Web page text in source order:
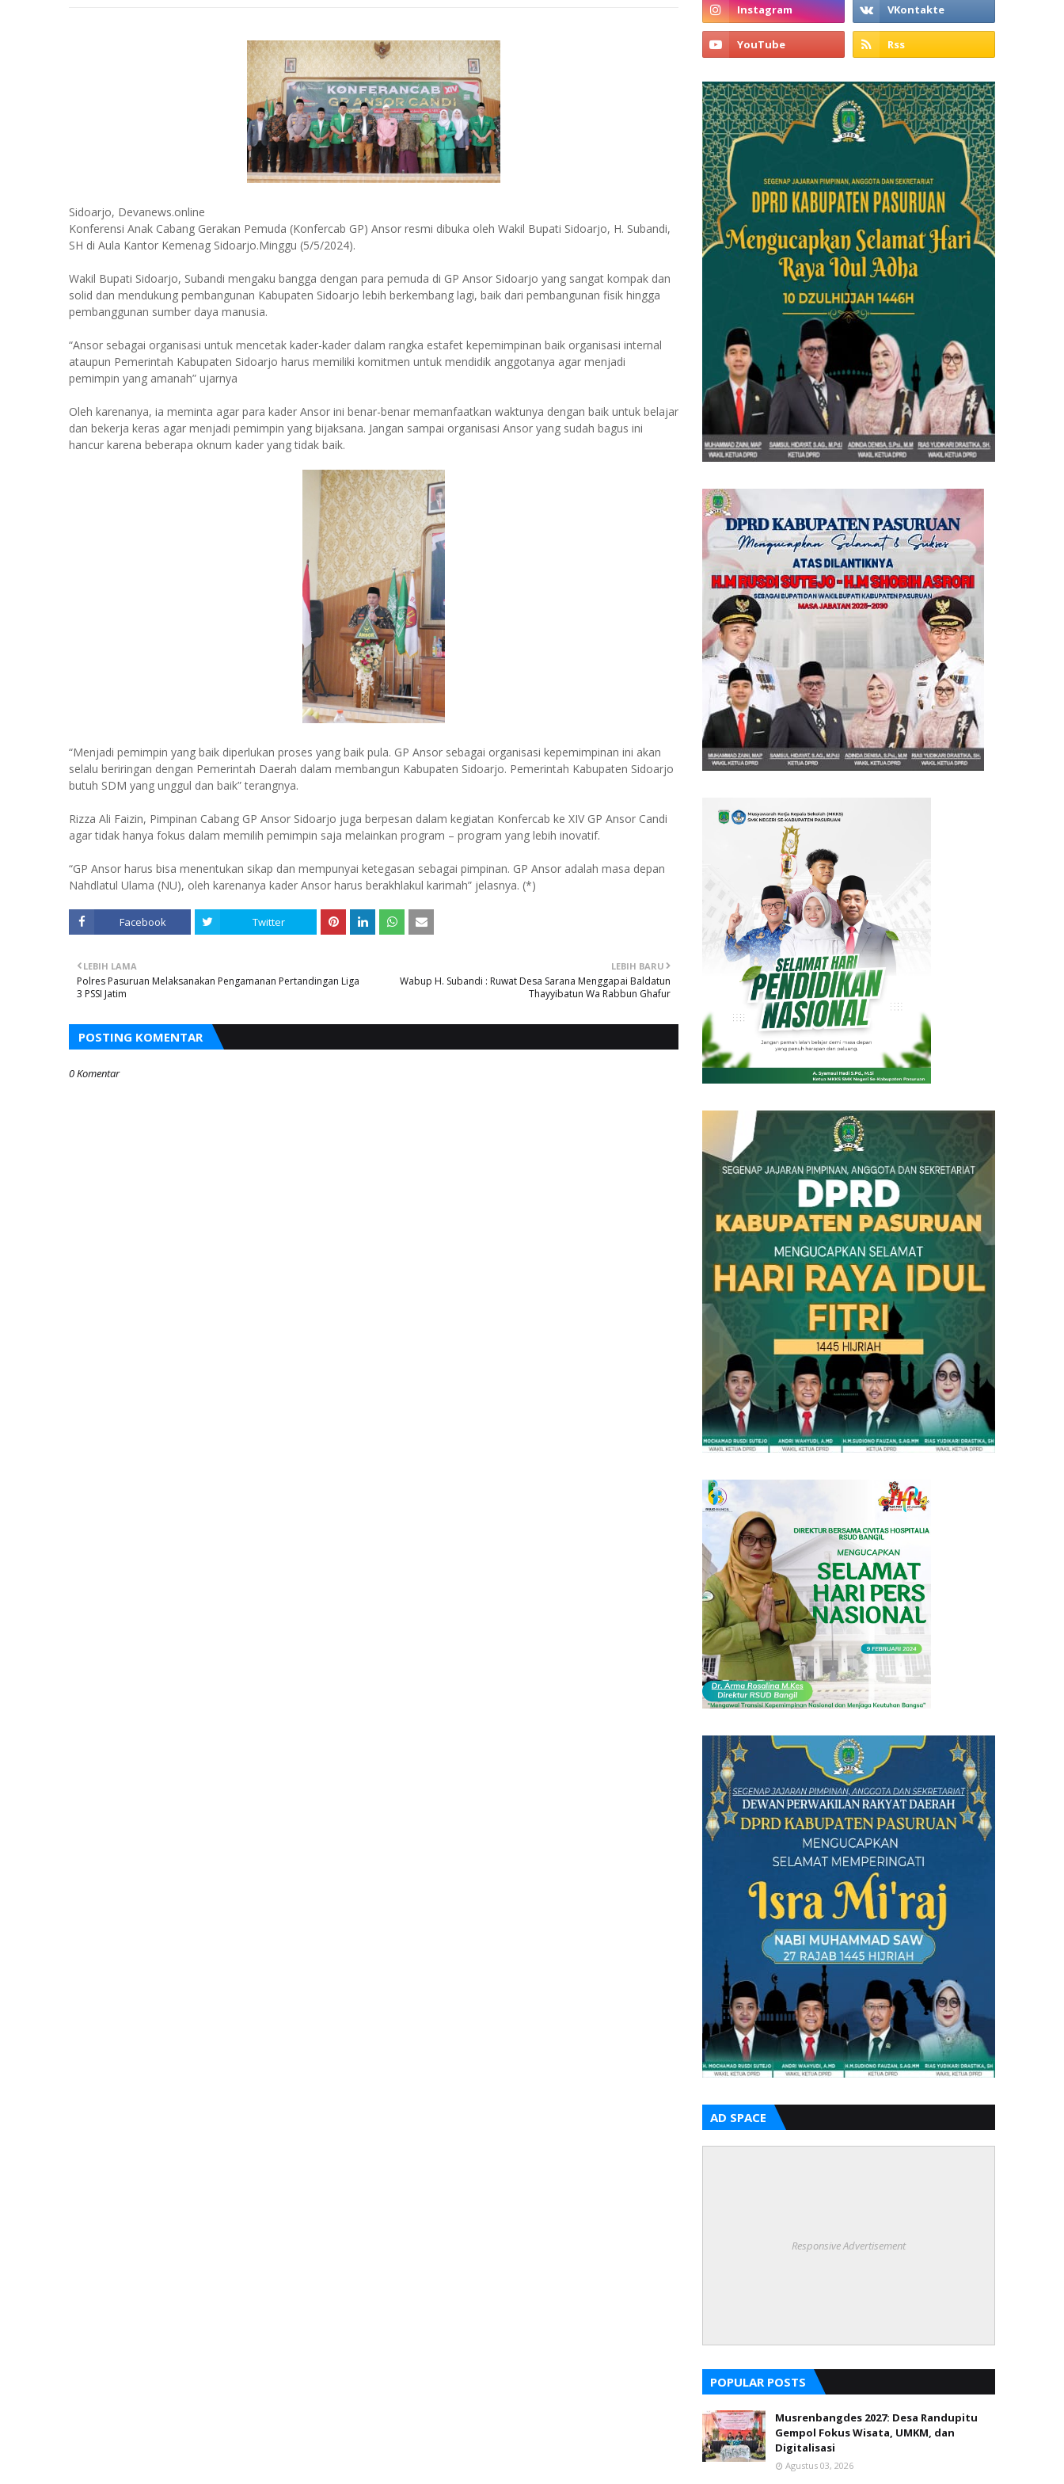
Sidoarjo, Devanews.online
Konferensi Anak Cabang Gerakan Pemuda (Konfercab GP) Ansor resmi dibuka oleh Wakil Bupati Sidoarjo, H. Subandi,
SH di Aula Kantor Kemenag Sidoarjo.Minggu (5/5/2024).
Wakil Bupati Sidoarjo, Subandi mengaku bangga dengan para pemuda di GP Ansor Sidoarjo yang sangat kompak dan
solid dan mendukung pembangunan Kabupaten Sidoarjo lebih berkembang lagi, baik dari pembangunan fisik hingga
pembanggunan sumber daya manusia.
“Ansor sebagai organisasi untuk mencetak kader-kader dalam rangka estafet kepemimpinan baik organisasi internal
ataupun Pemerintah Kabupaten Sidoarjo harus memiliki komitmen untuk mendidik anggotanya agar menjadi
pemimpin yang amanah” ujarnya
Oleh karenanya, ia meminta agar para kader Ansor ini benar-benar memanfaatkan waktunya dengan baik untuk belajar
dan bekerja keras agar menjadi pemimpin yang bijaksana. Jangan sampai organisasi Ansor yang sudah bagus ini
hancur karena beberapa oknum kader yang tidak baik.
“Menjadi pemimpin yang baik diperlukan proses yang baik pula. GP Ansor sebagai organisasi kepemimpinan ini akan
selalu beriringan dengan Pemerintah Daerah dalam membangun Kabupaten Sidoarjo. Pemerintah Kabupaten Sidoarjo
butuh SDM yang unggul dan baik” terangnya.
Rizza Ali Faizin, Pimpinan Cabang GP Ansor Sidoarjo juga berpesan dalam kegiatan Konfercab ke XIV GP Ansor Candi
agar tidak hanya fokus dalam memilih pemimpin saja melainkan program – program yang lebih inovatif.
“GP Ansor harus bisa menentukan sikap dan mempunyai ketegasan sebagai pimpinan. GP Ansor adalah masa depan
Nahdlatul Ulama (NU), oleh karenanya kader Ansor harus berakhlakul karimah” jelasnya. (*)
Facebook Twitter
LEBIH BARU
Wabup H. Subandi : Ruwat Desa Sarana Menggapai Baldatun
Thayyibatun Wa Rabbun Ghafur
LEBIH LAMA
Polres Pasuruan Melaksanakan Pengamanan Pertandingan Liga
3 PSSI Jatim
POSTING KOMENTAR
0 Komentar
AD SPACE
Responsive Advertisement
POPULAR POSTS
Musrenbangdes 2027: Desa Randupitu
Gempol Fokus Wisata, UMKM, dan
Digitalisasi
Agustus 03, 2026